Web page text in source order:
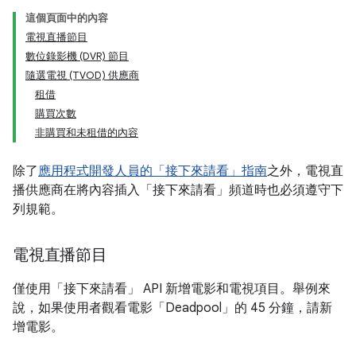
這個頁面中的內容
電視直播節目
數位錄影機 (DVR) 節目
隨選電視 (TVOD) 供應商
租借
購買次數
非購買和未租借的內容
除了應用程式開發人員的「接下來請看」指南之外，電視直
播供應商在將內容插入「接下來請看」頻道時也必須遵守下
列規範。
電視直播節目
僅使用「接下來請看」 API 新增電影和電視項目。舉例來
說，如果使用者觀看電影「Deadpool」 的 45 分鐘，請新
增電影。